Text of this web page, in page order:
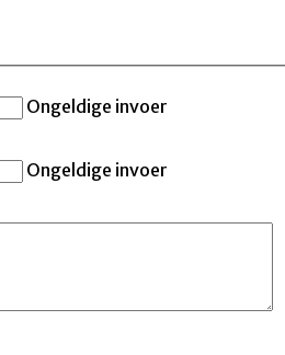
Ongeldige invoer
Ongeldige invoer